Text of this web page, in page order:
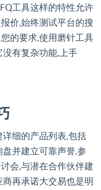
工具这样的特性允许
价,始终测试平台的搜
的要求,使用磨针工具
有复杂功能,上手
细的产品列表,包括
并建立可靠声誉,参
会,与潜在合作伙伴建
再承诺大交易也是明